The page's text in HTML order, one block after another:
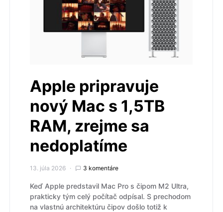
Apple pripravuje
nový Mac s 1,5TB
RAM, zrejme sa
nedoplatíme
13. júla 2026 3 komentáre
Keď Apple predstavil Mac Pro s čipom M2 Ultra,
prakticky tým celý počítač odpísal. S prechodom
na vlastnú architektúru čipov došlo totiž k